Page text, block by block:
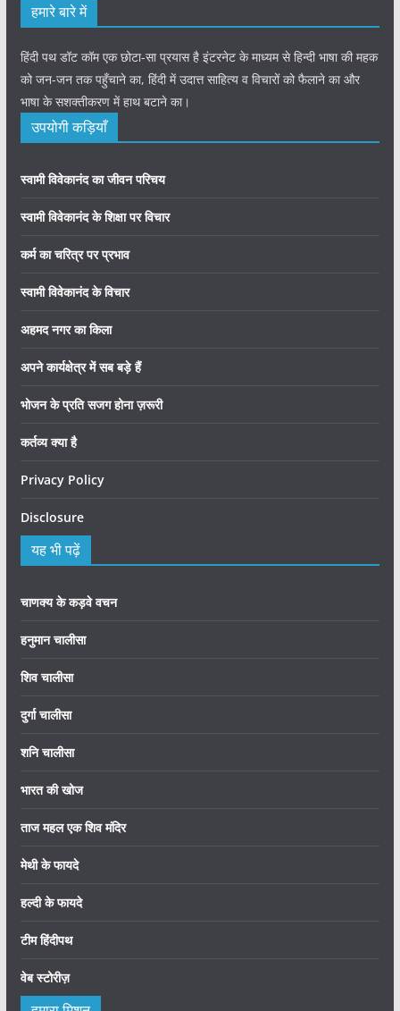
हमारे बारे में
हिंदी पथ डॉट कॉम एक छोटा-सा प्रयास है इंटरनेट के माध्यम से हिन्दी भाषा की महक
को जन-जन तक पहुँचाने का, हिंदी में उदात्त साहित्य व विचारों को फैलाने का और
भाषा के सशक्तीकरण में हाथ बटाने का।
उपयोगी कड़ियाँ
स्वामी विवेकानंद का जीवन परिचय
स्वामी विवेकानंद के शिक्षा पर विचार
कर्म का चरित्र पर प्रभाव
स्वामी विवेकानंद के विचार
अहमद नगर का किला
अपने कार्यक्षेत्र में सब बड़े हैं
भोजन के प्रति सजग होना ज़रूरी
कर्तव्य क्या है
Privacy Policy
Disclosure
यह भी पढ़ें
चाणक्य के कड़वे वचन
हनुमान चालीसा
शिव चालीसा
दुर्गा चालीसा
शनि चालीसा
भारत की खोज
ताज महल एक शिव मंदिर
मेथी के फायदे
हल्दी के फायदे
टीम हिंदीपथ
वेब स्टोरीज़